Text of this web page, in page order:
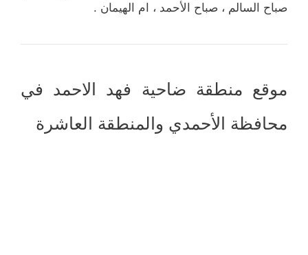
صباح السالم ، صباح الأحمد ، ام الهيمان .
موقع منطقة ضاحية فهد الاحمد في
محافظة الأحمدي والمنطقة العاشرة